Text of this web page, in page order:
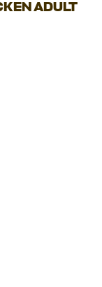
ADULT